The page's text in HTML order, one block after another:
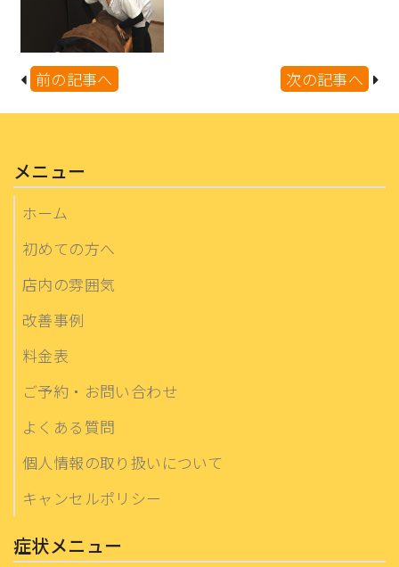
前の記事へ 次の記事へ
メニュー
ホーム
初めての方へ
店内の雰囲気
改善事例
料金表
ご予約・お問い合わせ
よくある質問
個人情報の取り扱いについて
キャンセルポリシー
症状メニュー